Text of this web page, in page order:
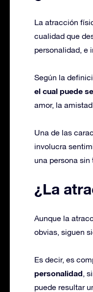
La atracción
cualidad que
personalidad, e
Según la
el cual puede
amor, la
Una de las
involucra
una persona
¿La
Aunque la
obvias, siguen
Es decir, es
personalidad,
puede resultar